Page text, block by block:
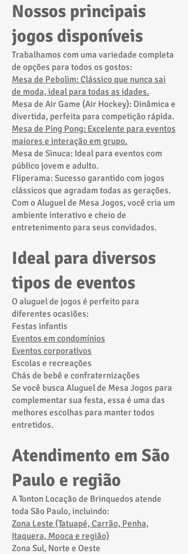
Nossos principais
jogos disponíveis
Trabalhamos com uma variedade completa
de opções para todos os gostos:
Mesa de Pebolim: Clássico que nunca sai
de moda, ideal para todas as idades.
Mesa de Air Game (Air Hockey): Dinâmica e
divertida, perfeita para competição rápida.
Mesa de Ping Pong: Excelente para eventos
maiores e interação em grupo.
Mesa de Sinuca: Ideal para eventos com
público jovem e adulto.
Fliperama: Sucesso garantido com jogos
clássicos que agradam todas as gerações.
Com o Aluguel de Mesa Jogos, você cria um
ambiente interativo e cheio de
entretenimento para seus convidados.
Ideal para diversos
tipos de eventos
O aluguel de jogos é perfeito para
diferentes ocasiões:
Festas infantis
Eventos em condomínios
Eventos corporativos
Escolas e recreações
Chás de bebê e confraternizações
Se você busca Aluguel de Mesa Jogos para
complementar sua festa, essa é uma das
melhores escolhas para manter todos
entretidos.
Atendimento em São
Paulo e região
A Tonton Locação de Brinquedos atende
toda São Paulo, incluindo:
Zona Leste (Tatuapé, Carrão, Penha,
Itaquera, Mooca e região)
Zona Sul, Norte e Oeste